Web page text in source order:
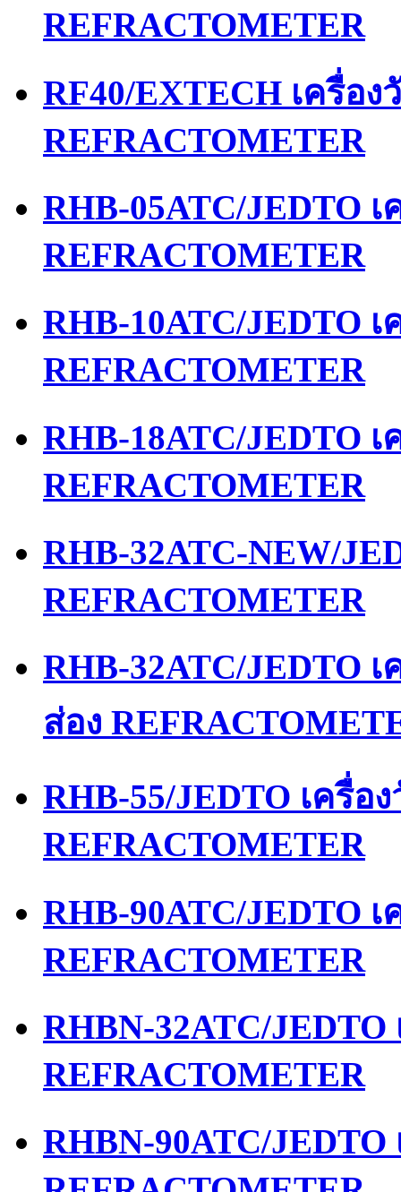
REFRACTOMETER
RF40/EXTECH เครื่อ
REFRACTOMETER
RHB-05ATC/JEDTO
REFRACTOMETER
RHB-10ATC/JEDTO
REFRACTOMETER
RHB-18ATC/JEDTO
REFRACTOMETER
RHB-32ATC-NEW/
REFRACTOMETER
RHB-32ATC/JEDTO
ส่อง
RHB-55/JEDTO เครื่อ
REFRACTOMETER
RHB-90ATC/JEDTO
REFRACTOMETER
RHBN-32ATC/
REFRACTOMETER
RHBN-90ATC/